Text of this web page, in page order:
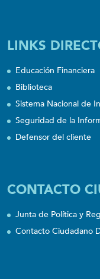
LINKS
Educación Financiera
Biblioteca
Sistema Nacional de
Seguridad de la
Defensor del cliente
CONTACTO
Junta de Política y
Contacto Ciudadano